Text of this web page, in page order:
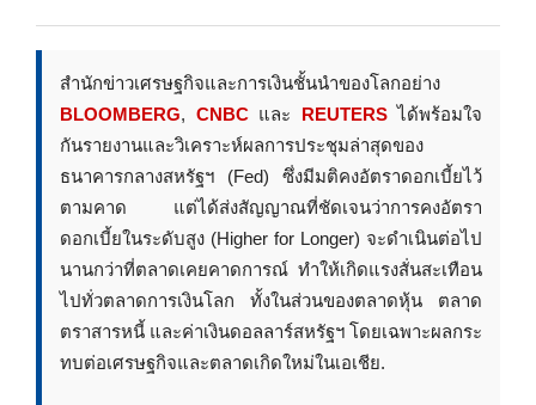
สำนักข่าวเศรษฐกิจและการเงินชั้นนำของโลกอย่าง
BLOOMBERG, CNBCและ REUTERSได้พร้อมใจ
กันรายงานและวิเคราะห์ผลการประชุมล่าสุดของ
ธนาคารกลางสหรัฐฯ (Fed) ซึ่งมีมติคงอัตราดอกเบี้ยไว้
ตามคาด แต่ได้ส่งสัญญาณที่ชัดเจนว่าการคงอัตรา
ดอกเบี้ยในระดับสูง (Higher for Longer) จะดำเนินต่อไป
นานกว่าที่ตลาดเคยคาดการณ์ ทำให้เกิดแรงสั่นสะเทือน
ไปทั่วตลาดการเงินโลก ทั้งในส่วนของตลาดหุ้น ตลาด
ตราสารหนี้ และค่าเงินดอลลาร์สหรัฐฯ โดยเฉพาะผลกระ
ทบต่อเศรษฐกิจและตลาดเกิดใหม่ในเอเชีย.